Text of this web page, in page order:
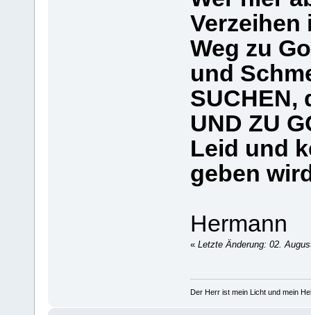
Verzeihen
Weg zu
und
SUCHEN,
UND ZU
Leid und
geben
Hermann
« Letzte Änderung: 02.
Der Herr ist mein Licht und mein